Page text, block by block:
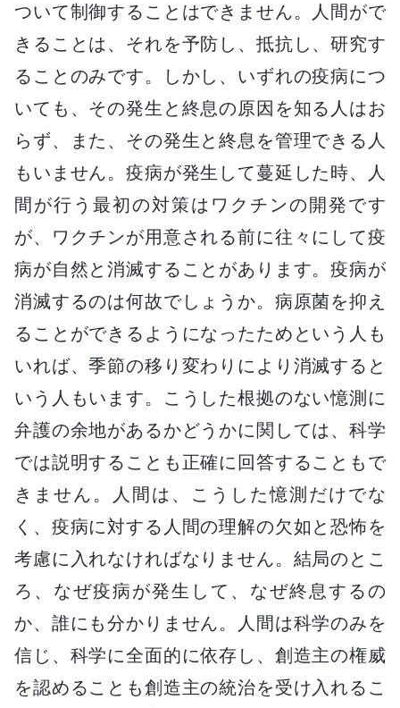
ついて制御することはできません。人間がで
きることは、それを予防し、抵抗し、研究す
ることのみです。しかし、いずれの疫病につ
いても、その発生と終息の原因を知る人はお
らず、また、その発生と終息を管理できる人
もいません。疫病が発生して蔓延した時、人
間が行う最初の対策はワクチンの開発です
が、ワクチンが用意される前に往々にして疫
病が自然と消滅することがあります。疫病が
消滅するのは何故でしょうか。病原菌を抑え
ることができるようになったためという人も
いれば、季節の移り変わりにより消滅すると
いう人もいます。こうした根拠のない憶測に
弁護の余地があるかどうかに関しては、科学
では説明することも正確に回答することもで
きません。人間は、こうした憶測だけでな
く、疫病に対する人間の理解の欠如と恐怖を
考慮に入れなければなりません。結局のとこ
ろ、なぜ疫病が発生して、なぜ終息するの
か、誰にも分かりません。人間は科学のみを
信じ、科学に全面的に依存し、創造主の権威
を認めることも創造主の統治を受け入れるこ